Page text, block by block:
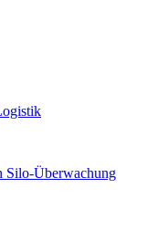
Silo-Überwachung